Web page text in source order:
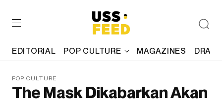
EDITORIAL POP CULTURE MAGAZINES
POP CULTURE
The Mask Dikabarkan Akan